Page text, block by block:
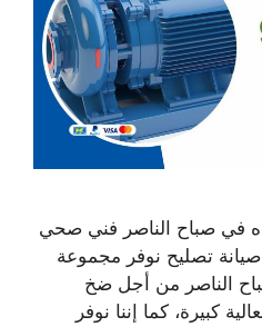
في صباح الناصر فني صحي
تصليح نوفر مجموعة
الناصر من أجل ضخ
كبيرة، كما إننا نوفر